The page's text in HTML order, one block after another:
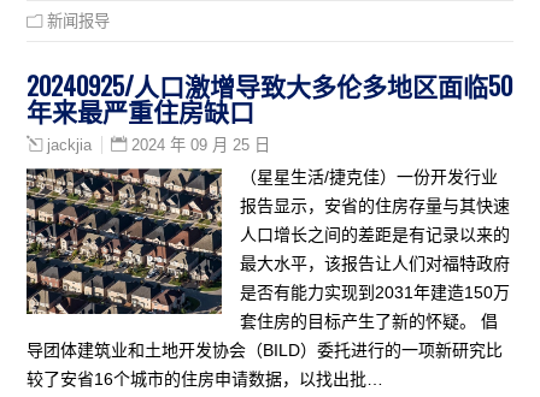
新闻报导
20240925/人口激增导致大多伦多地区面临50
年来最严重住房缺口
jackjia 2024 年 09 月 25 日
（星星生活/捷克佳）一份开发行业
报告显示，安省的住房存量与其快速
人口增长之间的差距是有记录以来的
最大水平，该报告让人们对福特政府
是否有能力实现到2031年建造150万
套住房的目标产生了新的怀疑。 倡
导团体建筑业和土地开发协会（BILD）委托进行的一项新研究比
较了安省16个城市的住房申请数据，以找出批…